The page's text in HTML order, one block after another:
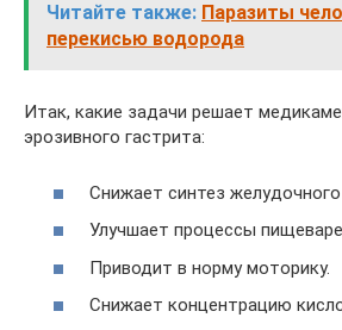
Читайте также: Паразиты
перекисью водорода
Итак, какие задачи решает
эрозивного гастрита:
Снижает синтез желудочного
Улучшает процессы
Приводит в норму моторику.
Снижает концентрацию